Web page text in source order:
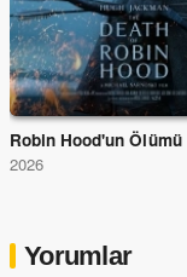
Robin Hood'un Ölümü
2026
Yorumlar